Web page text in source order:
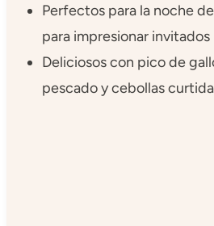
Perfectos para la noche
para impresionar invitados
Deliciosos con pico de
pescado y cebollas